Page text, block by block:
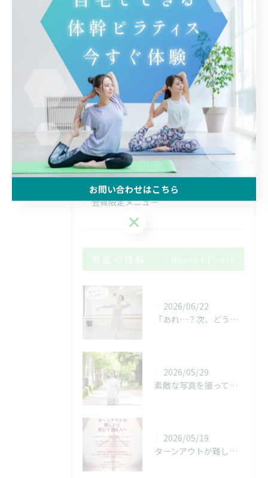
カテゴリー Categories
全てのカテゴリー
自宅
体験
マンツーマン
腰痛
マット
からだの使い方
会員限定メニュー
最近の投稿 Recent Posts
2026/06/22
「あれ…？次、どうだったっけ…？」
2026/05/29
素敵な写真を撮っていただきました！
2026/05/19
ターンアウトが難しいと感じている人へ
お問い合わせはこちら
お問い合わせはこちら